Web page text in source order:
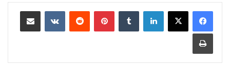
لينكدإن بينتيريست
مشاركة عبر البريد
طباعة